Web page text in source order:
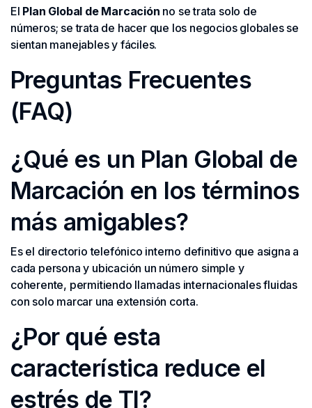
El Plan Global de Marcación no se trata solo de
números; se trata de hacer que los negocios globales se
sientan manejables y fáciles.
Preguntas Frecuentes
(FAQ)
¿Qué es un Plan Global de
Marcación en los términos
más amigables?
Es el directorio telefónico interno definitivo que asigna a
cada persona y ubicación un número simple y
coherente, permitiendo llamadas internacionales fluidas
con solo marcar una extensión corta.
¿Por qué esta
característica reduce el
estrés de TI?